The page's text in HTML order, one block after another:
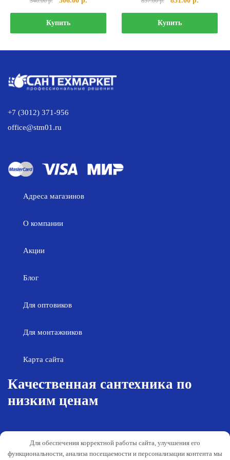
цена
составляла
340.00 р..
цена:
Купить
цена
составляла
857.00 р..
цена:
Купить
+7 (3012) 371-956
office@stm01.ru
Адреса магазинов
О компании
Акции
Блог
Для оптовиков
Для монтажников
Карта сайта
Качественная сантехника по
низким ценам
Гарантия и обслуживание
Для обеспечения корректной работы сайта, улучшения его
функциональности, анализа посещаемости и персонализации контента мы